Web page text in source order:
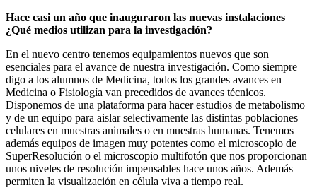
Hace casi un año que inauguraron las nuevas instalaciones
¿Qué medios utilizan para la investigación?
En el nuevo centro tenemos equipamientos nuevos que son
esenciales para el avance de nuestra investigación. Como siempre
digo a los alumnos de Medicina, todos los grandes avances en
Medicina o Fisiología van precedidos de avances técnicos.
Disponemos de una plataforma para hacer estudios de metabolismo
y de un equipo para aislar selectivamente las distintas poblaciones
celulares en muestras animales o en muestras humanas. Tenemos
además equipos de imagen muy potentes como el microscopio de
SuperResolución o el microscopio multifotón que nos proporcionan
unos niveles de resolución impensables hace unos años. Además
permiten la visualización en célula viva a tiempo real.